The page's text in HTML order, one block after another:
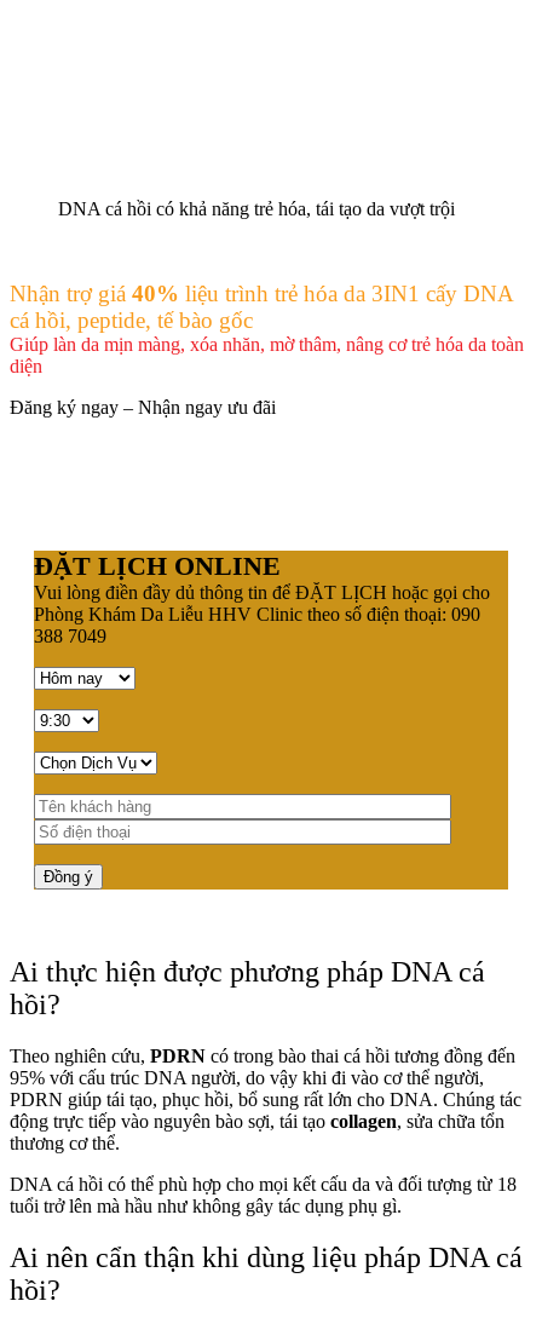
DNA cá hồi có khả năng trẻ hóa, tái tạo da vượt trội
Nhận trợ giá 40% liệu trình trẻ hóa da 3IN1 cấy DNA
cá hồi, peptide, tế bào gốc
Giúp làn da mịn màng, xóa nhăn, mờ thâm, nâng cơ trẻ hóa da toàn
diện
Đăng ký ngay – Nhận ngay ưu đãi
ĐẶT LỊCH ONLINE
Vui lòng điền đầy dủ thông tin để ĐẶT LỊCH hoặc gọi cho
Phòng Khám Da Liễu HHV Clinic theo số điện thoại: 090
388 7049
Ai thực hiện được phương pháp DNA cá
hồi?
Theo nghiên cứu, PDRN có trong bào thai cá hồi tương đồng đến
95% với cấu trúc DNA người, do vậy khi đi vào cơ thể người,
PDRN giúp tái tạo, phục hồi, bổ sung rất lớn cho DNA. Chúng tác
động trực tiếp vào nguyên bào sợi, tái tạo collagen, sửa chữa tổn
thương cơ thể.
DNA cá hồi có thể phù hợp cho mọi kết cấu da và đối tượng từ 18
tuổi trở lên mà hầu như không gây tác dụng phụ gì.
Ai nên cẩn thận khi dùng liệu pháp DNA cá
hồi?